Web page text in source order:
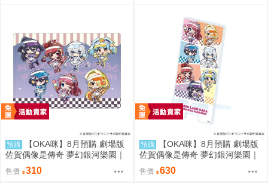
預購
【OKA咪】8月預購 劇場版
佐賀偶像是傳奇 夢幻銀河樂園｜
角色透明收納夾 01/集合款 冰淇
淋店ver.(Q版插畫)
售價 310
預購
【OKA咪】8月預購 劇場版
佐賀偶像是傳奇 夢幻銀河樂園｜
壓克力手機架 01/集合款 冰淇淋
店ver.(Q版插畫)
售價 630